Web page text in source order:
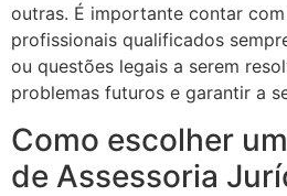
outras. É importante contar
profissionais qualificados
ou questões legais a serem
problemas futuros e garantir a
Como escolher
de Assessoria